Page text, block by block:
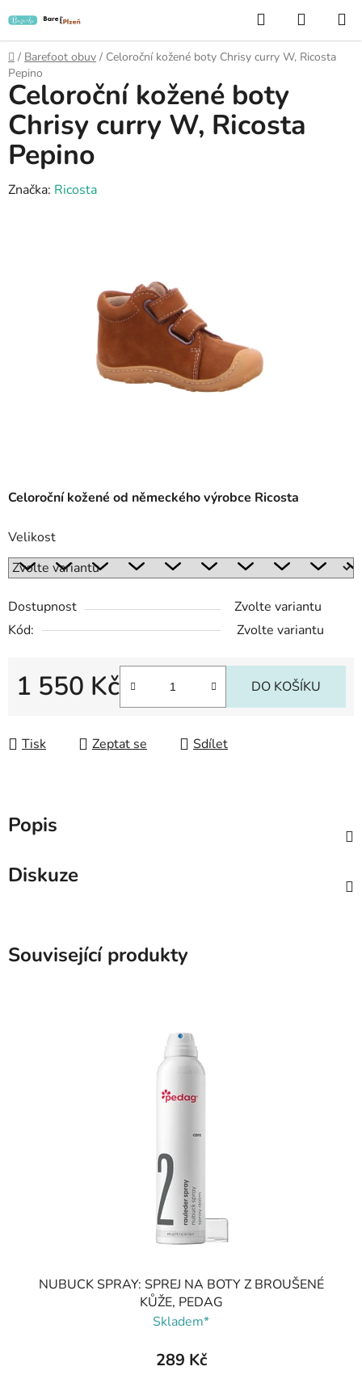
na
obsah
Hledat
KOŠÍK
Domů
/ Barefoot obuv / Celoroční kožené boty Chrisy curry W, Ricosta
Pepino
Celoroční kožené od německého výrobce Ricosta
Velikost
Dostupnost
Zvolte variantu
Kód:
Zvolte variantu
1 550 Kč DO KOŠÍKU
Tisk Zeptat se Sdílet
Celoroční kožené boty
Chrisy curry W, Ricosta
Pepino
Značka: Ricosta
Popis
Diskuze
Související produkty
NUBUCK SPRAY: SPREJ NA BOTY Z BROUŠENÉ
KŮŽE, PEDAG
Skladem*
289 Kč